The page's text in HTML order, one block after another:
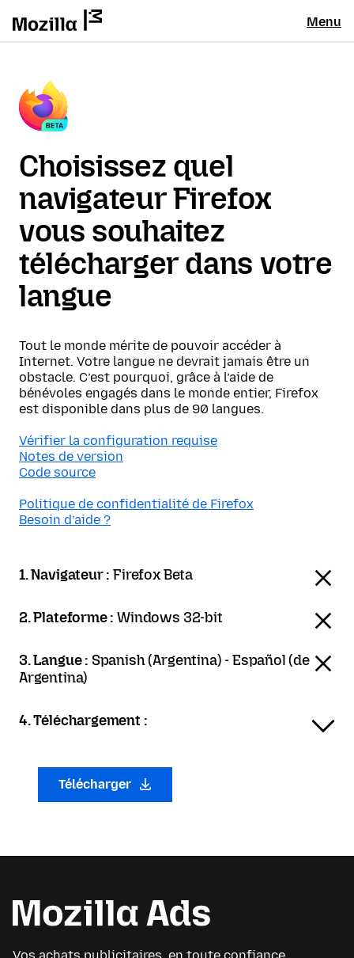
Menu
Choisissez quel
navigateur Firefox
vous souhaitez
télécharger dans votre
langue
Tout le monde mérite de pouvoir accéder à
Internet. Votre langue ne devrait jamais être un
obstacle. C’est pourquoi, grâce à l’aide de
bénévoles engagés dans le monde entier, Firefox
est disponible dans plus de 90 langues.
Vérifier la configuration requise
Notes de version
Code source
Politique de confidentialité de Firefox
Besoin d’aide ?
1. Navigateur :Firefox Beta
2. Plateforme :Windows 32-bit
3. Langue : Spanish (Argentina) - Español (de
Argentina)
4. Téléchargement :
Télécharger